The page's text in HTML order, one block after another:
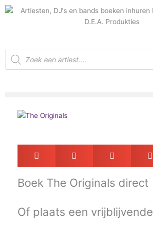
Ga
Producten
zoeken
Boek The Originals direct
Of plaats een vrijblijvende